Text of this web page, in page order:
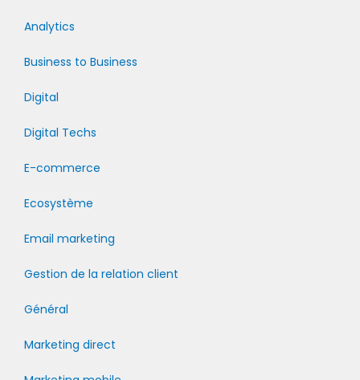
Analytics
Business to Business
Digital
Digital Techs
E-commerce
Ecosystème
Email marketing
Gestion de la relation client
Général
Marketing direct